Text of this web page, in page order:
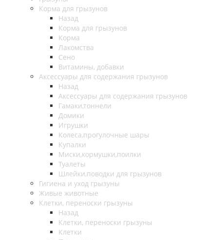
Корма для грызунов
Назад
Корма для грызунов
Корма
Лакомства
Сено
Витамины, добавки
Аксессуары для содержания грызунов
Назад
Аксессуары для содержания грызунов
Гамаки,тоннели
Домики
Игрушки
Колеса,прогулочные шары
Купалки
Миски,кормушки,поилки
Туалеты
Шлейки,поводки для грызунов
Гигиена и уход грызуны
Живые животные
Клетки, переноски грызуны
Назад
Клетки, переноски грызуны
Клетки